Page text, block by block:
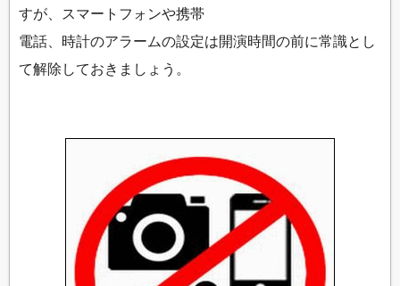
すが、スマートフォンや携帯
電話、時計のアラームの設定は開演時間の前に常識とし
て解除しておきましょう。